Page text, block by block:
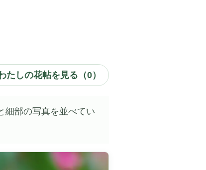
たしの花帖を見る（0）
細部の写真を並べてい